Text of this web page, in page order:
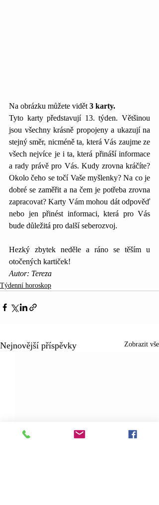
Na obrázku můžete vidět 3 karty.
Tyto karty představují 13. týden. Většinou
jsou všechny krásně propojeny a ukazují na
stejný směr, nicméně ta, která Vás zaujme ze
všech nejvíce je i ta, která přináší informace
a rady právě pro Vás. Kudy zrovna kráčíte?
Okolo čeho se točí Vaše myšlenky? Na co je
dobré se zaměřit a na čem je potřeba zrovna
zapracovat? Karty Vám mohou dát odpověď
nebo jen přinést informaci, která pro Vás
bude důležitá pro další seberozvoj.
Hezký zbytek neděle a ráno se těším u
otočených kartiček!
Autor: Tereza
Týdenní horoskop
Nejnovější příspěvky Zobrazit vše